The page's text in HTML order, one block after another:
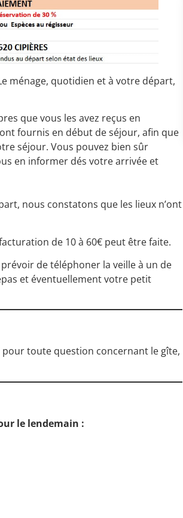
ménage, quotidien et à votre départ,
que vous les avez reçus en
fournis en début de séjour, afin que
séjour. Vous pouvez bien sûr
en informer dés votre arrivée et
nous constatons que les lieux n’ont
de 10 à 60€ peut être faite.
de téléphoner la veille à un de
et éventuellement votre petit
pour toute question concernant le gîte,
le lendemain :